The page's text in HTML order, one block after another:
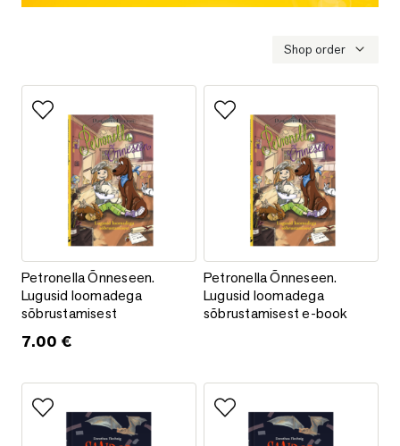
Shop order
Add to favorites
Petronella Õnneseen. Lugusid loomadega sõbrustamisest
Petronella Õnneseen.
Lugusid loomadega
sõbrustamisest
7.00 €
Add to favorites
Petronella Õnneseen. Lugusid
Petronella Õnneseen.
Lugusid loomadega
sõbrustamisest e-book
Add to favorites Add to favorites